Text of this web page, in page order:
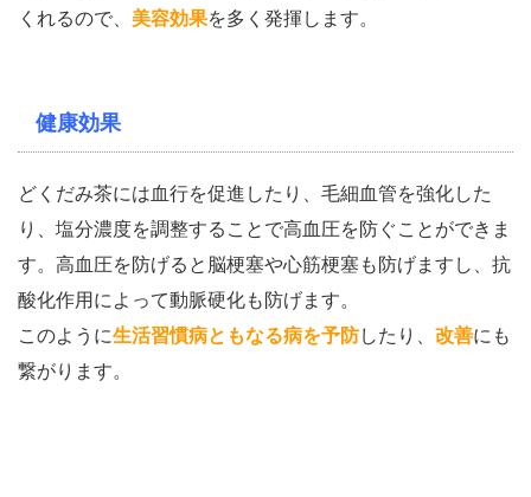
くれるので、 美容効果を多く発揮します。
健康効果
どくだみ茶には血行を促進したり、毛細血管を強化した
り、塩分濃度を調整することで高血圧を防ぐことができま
す。高血圧を防げると脳梗塞や心筋梗塞も防げますし、抗
酸化作用によって動脈硬化も防げます。
このように生活習慣病ともなる病を予防したり、 改善にも
繋がります。